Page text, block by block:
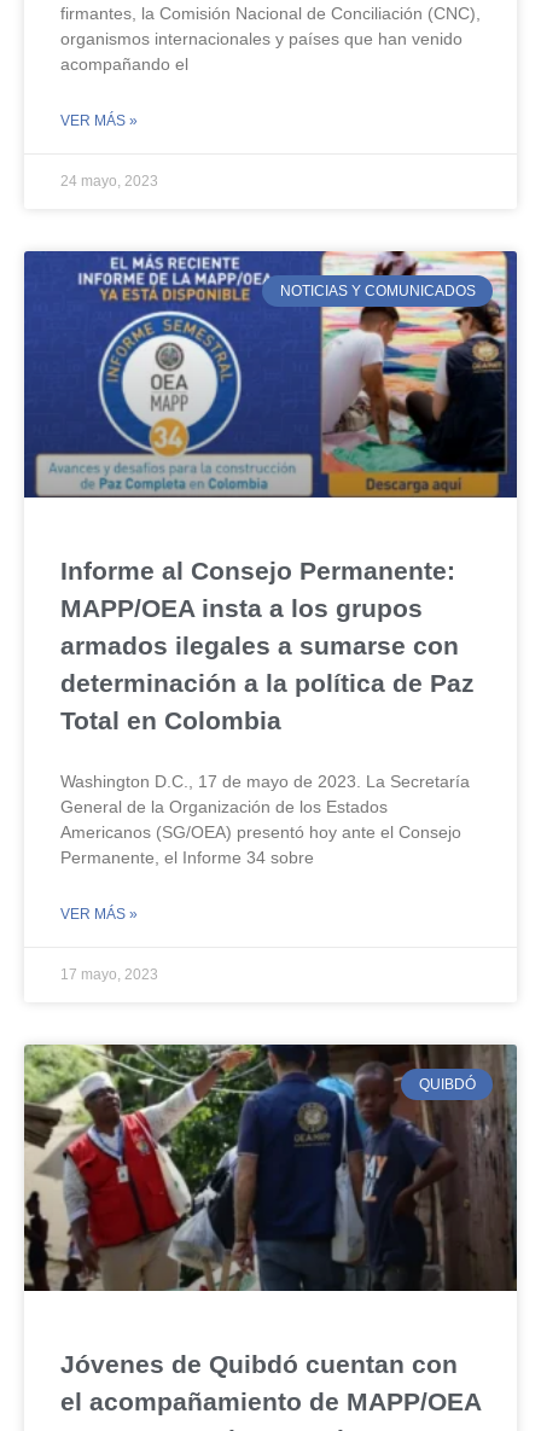
firmantes, la Comisión Nacional de Conciliación (CNC),
organismos internacionales y países que han venido
acompañando el
VER MÁS »
24 mayo, 2023
NOTICIAS Y COMUNICADOS
Informe al Consejo Permanente:
MAPP/OEA insta a los grupos
armados ilegales a sumarse con
determinación a la política de Paz
Total en Colombia
Washington D.C., 17 de mayo de 2023. La Secretaría
General de la Organización de los Estados
Americanos (SG/OEA) presentó hoy ante el Consejo
Permanente, el Informe 34 sobre
VER MÁS »
17 mayo, 2023
QUIBDÓ
Jóvenes de Quibdó cuentan con
el acompañamiento de MAPP/OEA